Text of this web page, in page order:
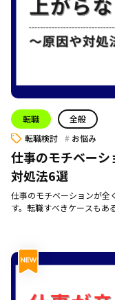
転職
全般
転職検討
お悩み
仕事のモチベー
対処法6選
仕事のモチベーションが全
す。転職すべきケースもあ